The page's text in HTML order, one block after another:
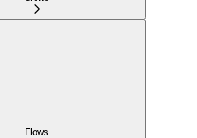
Flows